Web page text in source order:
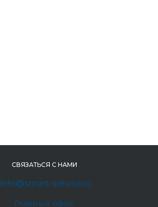
СВЯЗАТЬСЯ С НАМИ
info@smart-service.ru
Главный офис